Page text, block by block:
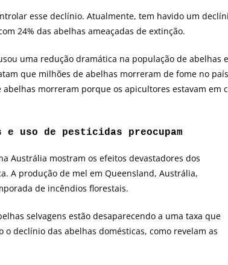
esse declínio. Atualmente, tem havido um
24% das abelhas ameaçadas de extinção.
uma redução dramática na população de abelhas
que milhões de abelhas morreram de fome no
abelhas morreram porque os apicultores estavam em
e uso de pesticidas preocupam
Austrália mostram os efeitos devastadores dos
A produção de mel em Queensland, Austrália,
de incêndios florestais.
selvagens estão desaparecendo a uma taxa que
o declínio das abelhas domésticas, como revelam as